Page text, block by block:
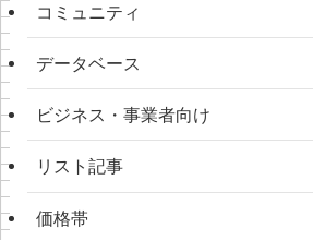
コミュニティ
データベース
ビジネス・事業者向け
リスト記事
価格帯